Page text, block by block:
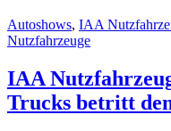
Autoshows, IAA
Nutzfahrzeuge
IAA
Trucks betritt